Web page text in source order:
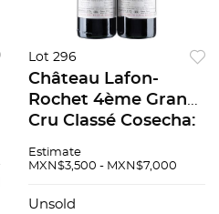
Lot 296
Château Lafon-
Rochet 4ème Grand
Cru Classé Cosecha:
Francia Niveles: en el
100
Estimate
MXN$3,500 - MXN$7,000
Unsold